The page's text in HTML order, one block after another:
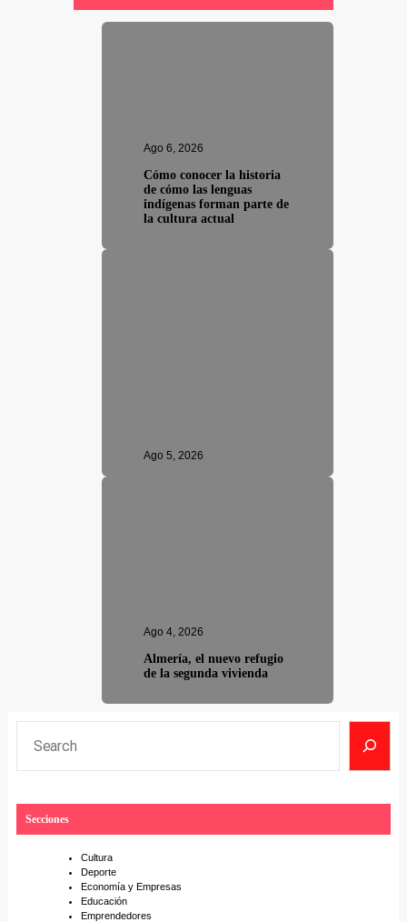
Ago 6, 2026
Cómo conocer la historia
de cómo las lenguas
indígenas forman parte de
la cultura actual
Ago 5, 2026
Ago 4, 2026
Almería, el nuevo refugio
de la segunda vivienda
Secciones
Cultura
Deporte
Economía y Empresas
Educación
Emprendedores